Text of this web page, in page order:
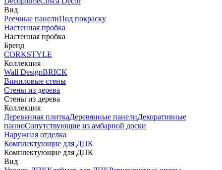
Вид
Реечные панелиПод покраску
Настенная пробка
Настенная пробка
Бренд
CORKSTYLE
Коллекция
Wall DesignBRICK
Виниловые стены
Стены из дерева
Стены из дерева
Коллекция
Деревянная плиткаДеревянные панелиДекоративные
панноСопутствующие из амбарной доски
Наружная отделка
Комплектующие для ДПК
Комплектующие для ДПК
Вид